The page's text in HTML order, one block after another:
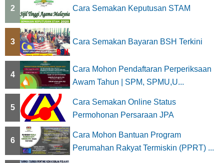
2 Cara Semakan Keputusan STAM
3 Cara Semakan Bayaran BSH Terkini
4
Cara Mohon Pendaftaran Perperiksaan
Awam Tahun | SPM, SPMU,U...
5
Cara Semakan Online Status
Permohonan Persaraan JPA
6
Cara Mohon Bantuan Program
Perumahan Rakyat Termiskin (PPRT) ...